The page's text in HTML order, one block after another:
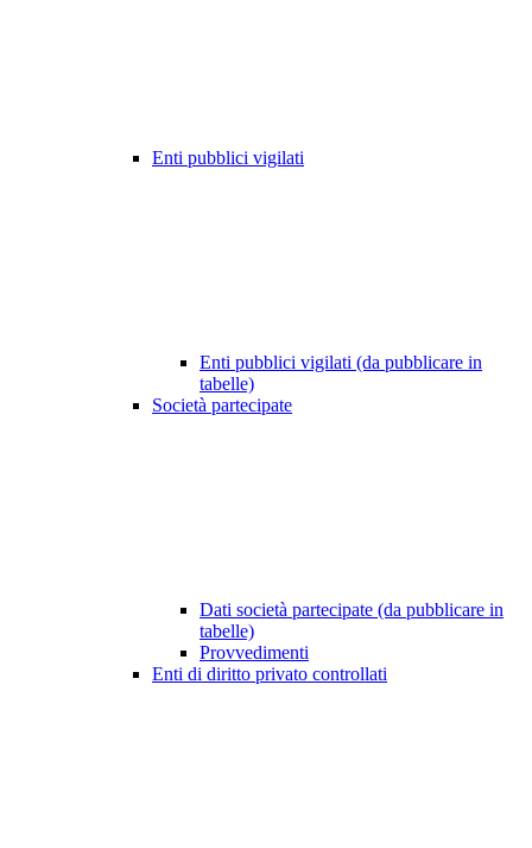
Enti pubblici vigilati
Enti pubblici vigilati (da pubblicare in
tabelle)
Società partecipate
Dati società partecipate (da pubblicare in
tabelle)
Provvedimenti
Enti di diritto privato controllati